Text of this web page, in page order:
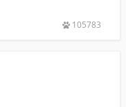
105783